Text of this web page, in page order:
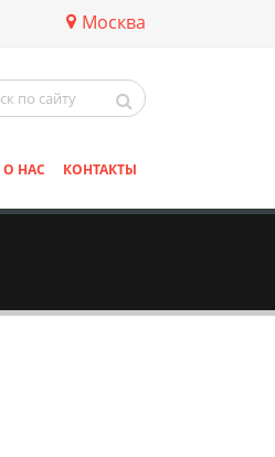
Москва
О НАС КОНТАКТЫ